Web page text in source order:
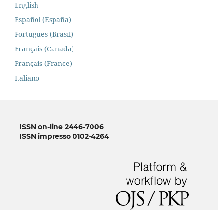
English
Español (España)
Português (Brasil)
Français (Canada)
Français (France)
Italiano
ISSN on-line 2446-7006
ISSN impresso 0102-4264